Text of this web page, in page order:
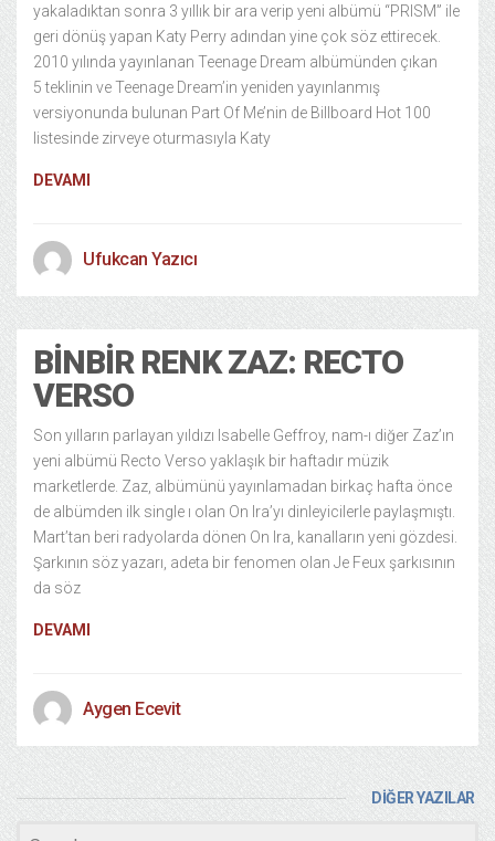
yakaladıktan sonra 3 yıllık bir ara verip yeni albümü “PRISM” ile
geri dönüş yapan Katy Perry adından yine çok söz ettirecek.
2010 yılında yayınlanan Teenage Dream albümünden çıkan
5 teklinin ve Teenage Dream’in yeniden yayınlanmış
versiyonunda bulunan Part Of Me’nin de Billboard Hot 100
listesinde zirveye oturmasıyla Katy
DEVAMI
Ufukcan Yazıcı
BINBIR RENK ZAZ: RECTO
VERSO
Son yılların parlayan yıldızı Isabelle Geffroy, nam-ı diğer Zaz’ın
yeni albümü Recto Verso yaklaşık bir haftadır müzik
marketlerde. Zaz, albümünü yayınlamadan birkaç hafta önce
de albümden ilk single ı olan On Ira’yı dinleyicilerle paylaşmıştı.
Mart’tan beri radyolarda dönen On Ira, kanalların yeni gözdesi.
Şarkının söz yazarı, adeta bir fenomen olan Je Feux şarkısının
da söz
DEVAMI
Aygen Ecevit
DİĞER YAZILAR